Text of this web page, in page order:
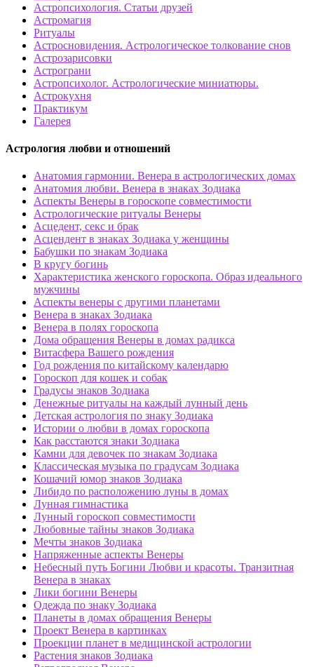
Астропсихология. Статьи друзей
Астромагия
Ритуалы
Астросновидения. Астрологическое толкование снов
Астрозарисовки
Астрограни
Астропсихолог. Астрологические миниатюры.
Астрокухня
Практикум
Галерея
Астрология любви и отношений
Анатомия гармонии. Венера в астрологических домах
Анатомия любви. Венера в знаках Зодиака
Аспекты Венеры в гороскопе совместимости
Астрологические ритуалы Венеры
Асцедент, секс и брак
Асцендент в знаках Зодиака у женщины
Бабушки по знакам Зодиака
В кругу богинь
Характеристика женского гороскопа. Образ идеального
мужчины
Аспекты венеры с другими планетами
Венера в знаках Зодиака
Венера в полях гороскопа
Дома обращения Венеры в домах радикса
Витасфера Вашего рождения
Год рождения по китайскому календарю
Гороскоп для кошек и собак
Градусы знаков Зодиака
Денежные ритуалы на каждый лунный день
Детская астрология по знаку Зодиака
Истории о любви в домах гороскопа
Как расстаются знаки Зодиака
Камни для девочек по знакам Зодиака
Классическая музыка по градусам Зодиака
Кошачий юмор знаков Зодиака
Либидо по расположению луны в домах
Лунная гимнастика
Лунный гороскоп совместимости
Любовные тайны знаков Зодиака
Мечты знаков Зодиака
Напряженные аспекты Венеры
Небесный путь Богини Любви и красоты. Транзитная
Венера в знаках
Лики богини Венеры
Одежда по знаку Зодиака
Планеты в домах обращения Венеры
Проект Венера в картинках
Проекции планет в медицинской астрологии
Растения знаков Зодиака